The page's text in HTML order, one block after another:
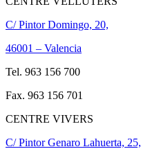
C/ Pintor Domingo, 20,
46001 – Valencia
Tel. 963 156 700
Fax. 963 156 701
CENTRE VIVERS
C/ Pintor Genaro Lahuerta, 25,